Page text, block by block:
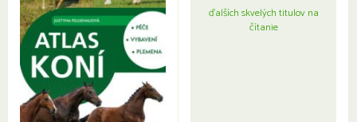
ďalších skvelých titulov na
čítanie